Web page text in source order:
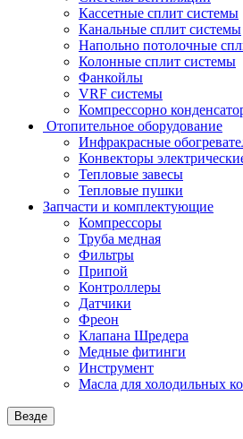
Кассетные сплит системы
Канальные сплит системы
Напольно потолочные
Колонные сплит системы
Фанкойлы
VRF системы
Компрессорно
Отопительное оборудование
Инфракрасные
Конвекторы
Тепловые завесы
Тепловые пушки
Запчасти и комплектующие
Компрессоры
Труба медная
Фильтры
Припой
Контроллеры
Датчики
Фреон
Клапана Шредера
Медные фитинги
Инструмент
Масла для холодильных
Везде